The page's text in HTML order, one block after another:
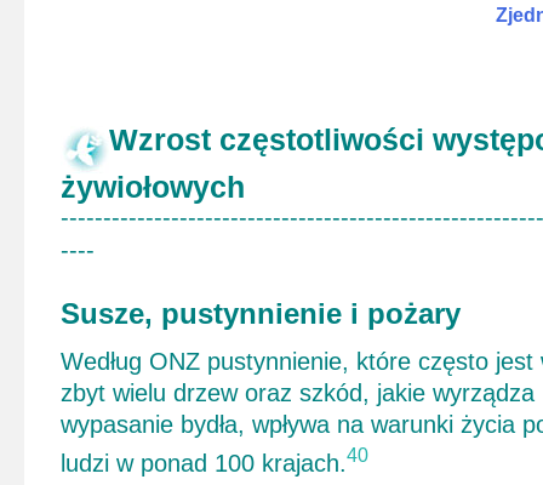
Wzrost częstotliwości
żywiołowych
----
Susze, pustynnienie i pożary
Według ONZ pustynnienie, które często jest
zbyt wielu drzew oraz szkód, jakie wyrządza
wypasanie bydła, wpływa na warunki życia
ludzi w ponad 100 krajach.40